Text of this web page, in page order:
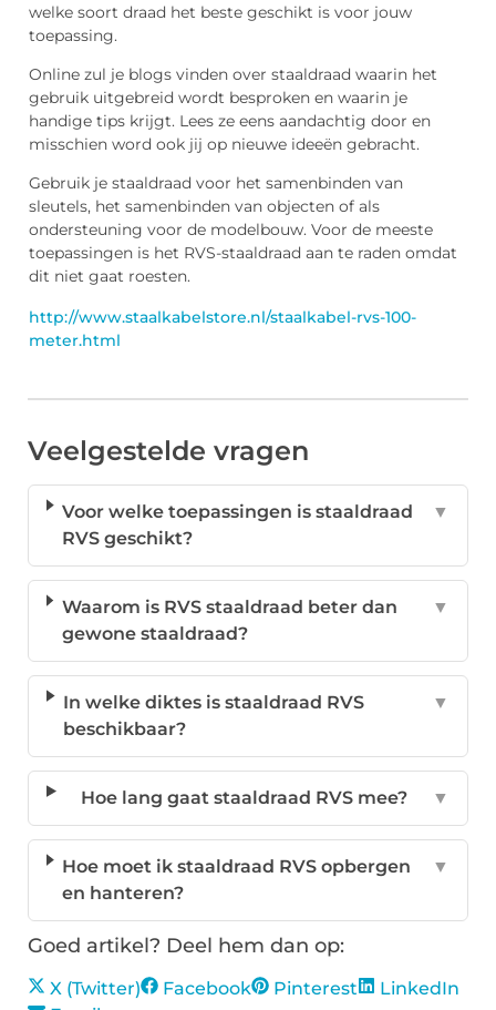
welke soort draad het beste geschikt is voor jouw
toepassing.
Online zul je blogs vinden over staaldraad waarin het
gebruik uitgebreid wordt besproken en waarin je
handige tips krijgt. Lees ze eens aandachtig door en
misschien word ook jij op nieuwe ideeën gebracht.
Gebruik je staaldraad voor het samenbinden van
sleutels, het samenbinden van objecten of als
ondersteuning voor de modelbouw. Voor de meeste
toepassingen is het RVS-staaldraad aan te raden omdat
dit niet gaat roesten.
http://www.staalkabelstore.nl/staalkabel-rvs-100-
meter.html
Veelgestelde vragen
Voor welke toepassingen is staaldraad
RVS geschikt?
▼
Waarom is RVS staaldraad beter dan
gewone staaldraad?
▼
In welke diktes is staaldraad RVS
beschikbaar?
▼
Hoe lang gaat staaldraad RVS mee? ▼
Hoe moet ik staaldraad RVS opbergen
en hanteren?
▼
Goed artikel? Deel hem dan op:
X (Twitter) Facebook Pinterest
LinkedIn